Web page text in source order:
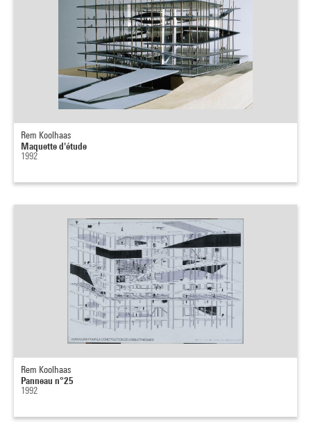
Rem Koolhaas
Maquette d'étude
1992
Rem Koolhaas
Panneau n°25
1992